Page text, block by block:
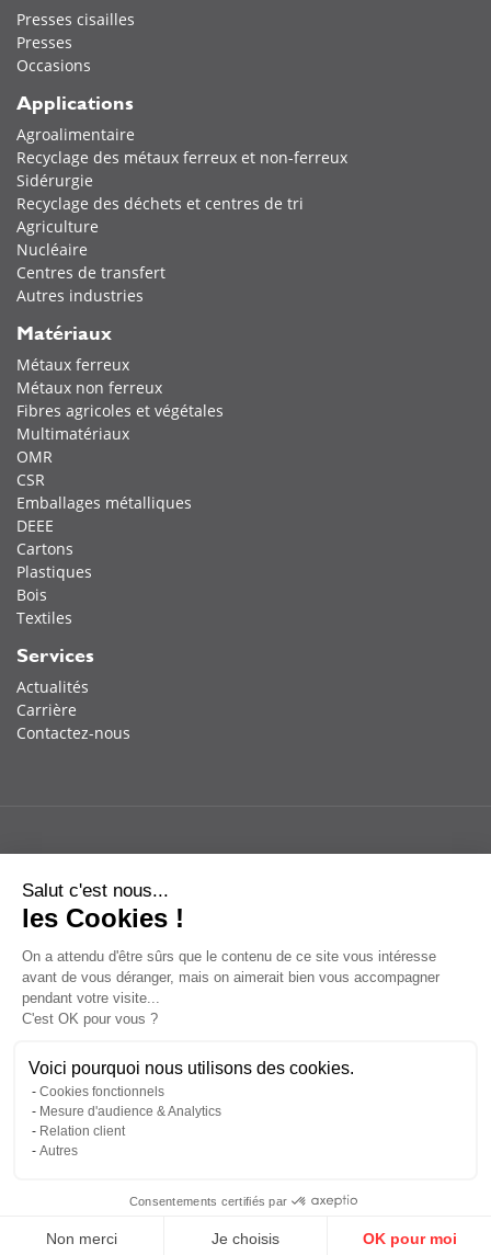
Presses cisailles
Presses
Occasions
Applications
Agroalimentaire
Recyclage des métaux ferreux et non-ferreux
Sidérurgie
Recyclage des déchets et centres de tri
Agriculture
Nucléaire
Centres de transfert
Autres industries
Matériaux
Métaux ferreux
Métaux non ferreux
Fibres agricoles et végétales
Multimatériaux
OMR
CSR
Emballages métalliques
DEEE
Cartons
Plastiques
Bois
Textiles
Services
Actualités
Carrière
Contactez-nous
© 2026 - conçu par
Salut c'est nous...
les Cookies !
On a attendu d'être sûrs que le contenu de ce site vous intéresse
avant de vous déranger, mais on aimerait bien vous accompagner
pendant votre visite...
C'est OK pour vous ?
Voici pourquoi nous utilisons des cookies.
Cookies fonctionnels
Mesure d'audience & Analytics
Relation client
Autres
Consentements certifiés par
Non merci Je choisis OK pour moi